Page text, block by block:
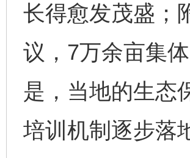
长得愈发茂盛；
议，7万余亩集
是，当地的生态
培训机制逐步落